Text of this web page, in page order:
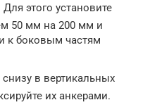
этого установите
50 мм на 200 мм и
к боковым частям
в вертикальных
их анкерами.